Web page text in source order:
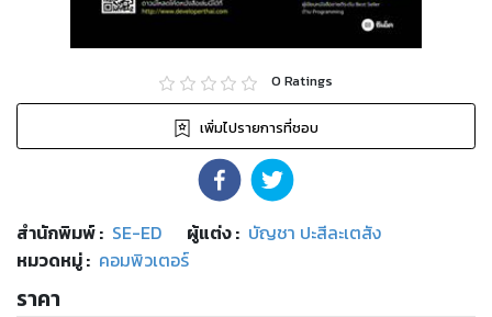
0 Ratings
เพิ่มไปรายการที่ชอบ
สำนักพิมพ์: SE-ED ผู้แต่ง : บัญชา ปะสีละเตสัง
หมวดหมู่: คอมพิวเตอร์
ราคา